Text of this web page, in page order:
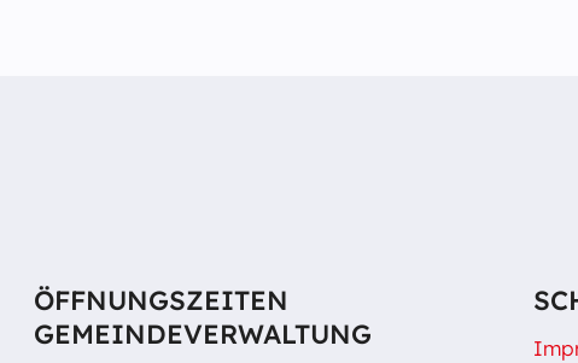
ÖFFNUNGSZEITEN
GEMEINDEVERWALTUNG